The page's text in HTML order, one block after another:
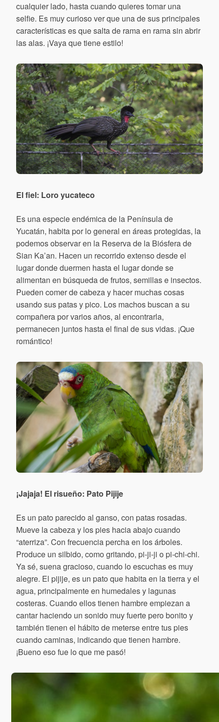
cualquier lado, hasta cuando quieres tomar una
selfie. Es muy curioso ver que una de sus principales
características es que salta de rama en rama sin abrir
las alas. ¡Vaya que tiene estilo!
El fiel: Loro yucateco
Es una especie endémica de la Península de
Yucatán, habita por lo general en áreas protegidas, la
podemos observar en la Reserva de la Biósfera de
Sian Ka’an. Hacen un recorrido extenso desde el
lugar donde duermen hasta el lugar donde se
alimentan en búsqueda de frutos, semillas e insectos.
Pueden comer de cabeza y hacer muchas cosas
usando sus patas y pico. Los machos buscan a su
compañera por varios años, al encontrarla,
permanecen juntos hasta el final de sus vidas. ¡Que
romántico!
¡Jajaja! El risueño: Pato Pijije
Es un pato parecido al ganso, con patas rosadas.
Mueve la cabeza y los pies hacia abajo cuando
“aterriza”. Con frecuencia percha en los árboles.
Produce un silbido, como gritando, pi-ji-ji o pi-chi-chi.
Ya sé, suena gracioso, cuando lo escuchas es muy
alegre. El pijije, es un pato que habita en la tierra y el
agua, principalmente en humedales y lagunas
costeras. Cuando ellos tienen hambre empiezan a
cantar haciendo un sonido muy fuerte pero bonito y
también tienen el hábito de meterse entre tus pies
cuando caminas, indicando que tienen hambre.
¡Bueno eso fue lo que me pasó!